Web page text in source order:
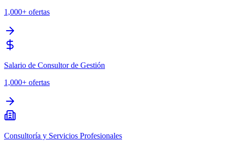
1,000+ ofertas
Salario de Consultor de Gestión
1,000+ ofertas
Consultoría y Servicios Profesionales